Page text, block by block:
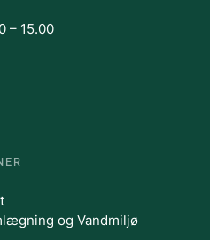
– 15.00
og Vandmiljø